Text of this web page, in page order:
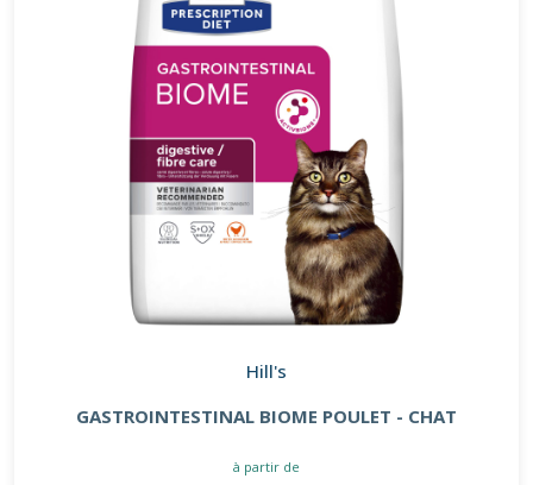
Hill's
GASTROINTESTINAL BIOME POULET - CHAT
à partir de